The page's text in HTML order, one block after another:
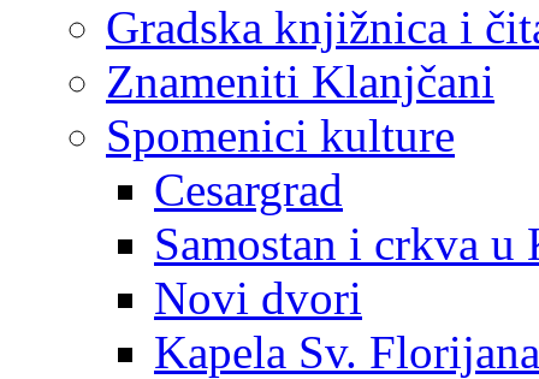
Gradska knjižnica i
Znameniti Klanjčani
Spomenici kulture
Cesargrad
Samostan i crkva u
Novi dvori
Kapela Sv. Florijana